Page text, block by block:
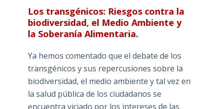
Los transgénicos: Riesgos contra la
biodiversidad, el Medio Ambiente y
la Soberanía Alimentaria.
Ya hemos comentado que el debate de los
transgénicos y sus repercusiones sobre la
biodiversidad, el medio ambiente y tal vez en
la salud pública de los ciudadanos se
encuentra viciado por los intereses de las